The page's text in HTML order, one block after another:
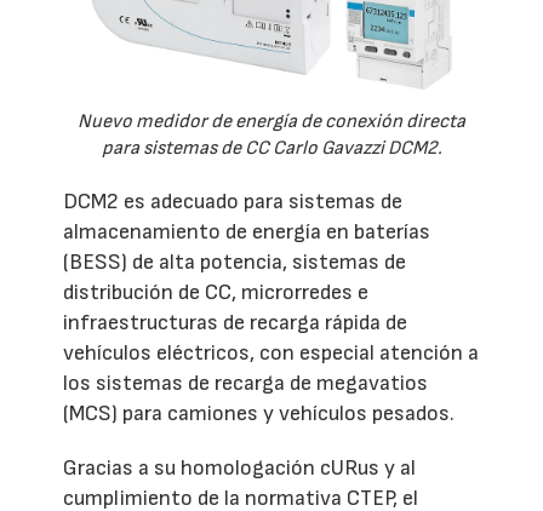
Nuevo medidor de energía de conexión directa
para sistemas de CC Carlo Gavazzi DCM2.
DCM2 es adecuado para sistemas de
almacenamiento de energía en baterías
(BESS) de alta potencia, sistemas de
distribución de CC, microrredes e
infraestructuras de recarga rápida de
vehículos eléctricos, con especial atención a
los sistemas de recarga de megavatios
(MCS) para camiones y vehículos pesados.
Gracias a su homologación cURus y al
cumplimiento de la normativa CTEP, el